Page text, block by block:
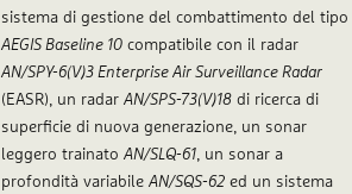
sistema di gestione del combattimento del tipo
AEGIS Baseline 10 compatibile con il radar
AN/SPY-6(V)3 Enterprise Air Surveillance Radar
(EASR), un radar AN/SPS-73(V)18 di ricerca di
superficie di nuova generazione, un sonar
leggero trainato AN/SLQ-61 , un sonar a
profondità variabile AN/SQS-62 ed un sistema